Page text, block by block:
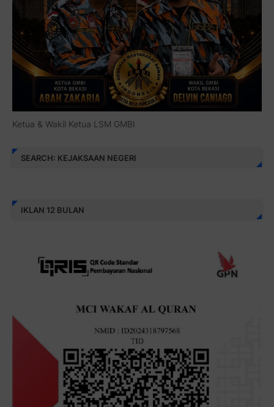
Ketua & Wakil Ketua LSM GMBI
SEARCH: KEJAKSAAN NEGERI
IKLAN 12 BULAN